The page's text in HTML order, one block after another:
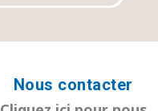
Nous contacter